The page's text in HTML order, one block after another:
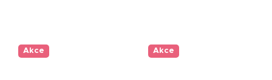
Akce Akce